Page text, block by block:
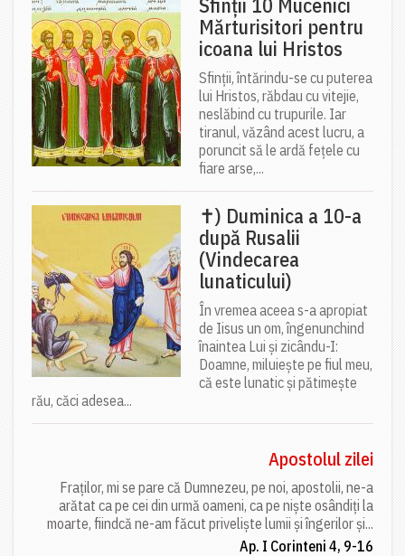
Mărturisitori pentru
icoana lui Hristos
Sfinții, întărindu-se cu puterea
lui Hristos, răbdau cu vitejie,
neslăbind cu trupurile. Iar
tiranul, văzând acest lucru, a
poruncit să le ardă fețele cu
fiare arse,...
✝) Duminica a 10-a
după Rusalii
(Vindecarea
lunaticului)
În vremea aceea s-a apropiat
de Iisus un om, îngenunchind
înaintea Lui și zicându-I:
Doamne, miluiește pe fiul meu,
că este lunatic și pătimește
rău, căci adesea...
Apostolul zilei
Fraților, mi se pare că Dumnezeu, pe noi, apostolii, ne-a
arătat ca pe cei din urmă oameni, ca pe niște osândiți la
moarte, fiindcă ne-am făcut priveliște lumii și îngerilor și...
Ap. I Corinteni 4, 9-16